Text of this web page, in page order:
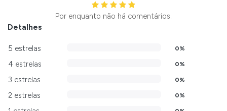
Por enquanto não há comentários.
Detalhes
5 estrelas 0%
4 estrelas 0%
3 estrelas 0%
2 estrelas 0%